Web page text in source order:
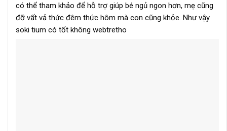
có thể tham khảo để hỗ trợ giúp bé ngủ ngon hơn, mẹ cũng
đỡ vất vả thức đêm thức hôm mà con cũng khỏe. Như vậy
soki tium có tốt không webtretho